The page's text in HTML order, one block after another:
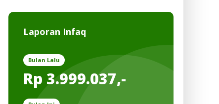
Laporan Infaq
Bulan Lalu
Rp 3.999.037,-